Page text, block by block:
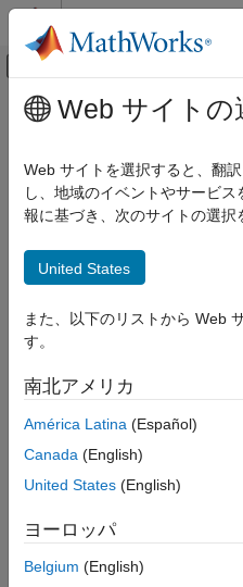
コンテンツへスキップ
オフキャンバス
ドキュメンテーションのホーム
データのインポートと解析
データのインポートとエクスポート
カテゴリ
FTP ファイルの操作
モノのインターネット (IoT) のデータ
メインコンテンツ
モノのインター
タ
ThingSpeak™ チャネルから
ThingSpeak は IoT 解析プラ
化、解析が可能になります。
ます。また、MATLAB から
果をチャネルに表示すること
関数
thingSpeakRead
thingSpeakWrite
込み
Web サイトの
Web サイトを選択すると、翻
し、地域のイベントやサービ
報に基づき、次のサイトの選択
United States
また、以下のリストから Web
す。
南北アメリカ
América Latina (Español)
Canada (English)
United States (English)
ヨーロッパ
Belgium (English)